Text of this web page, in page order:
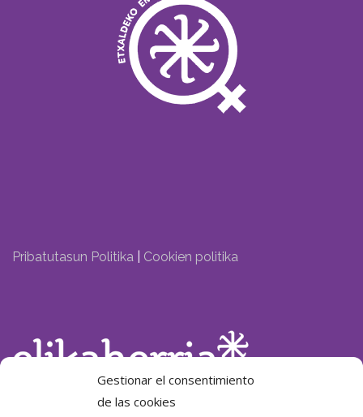
Gestionar el consentimiento
de las cookies
Pribatutasun Politika Cookien politika